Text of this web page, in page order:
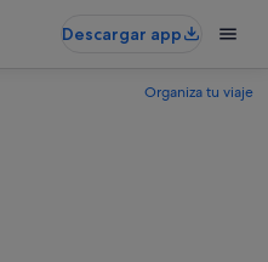
Descargar app
Organiza tu viaje